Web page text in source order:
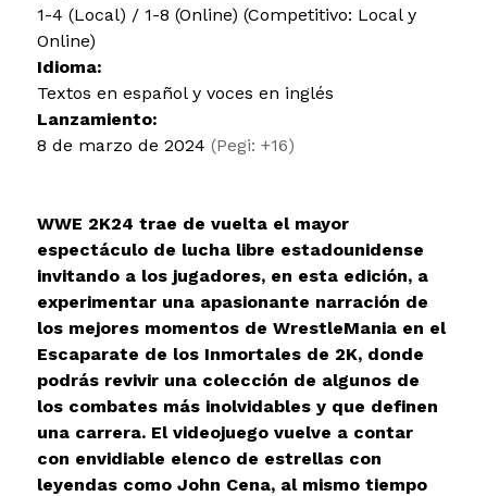
1-4 (Local) / 1-8 (Online) (Competitivo: Local y
Online)
Idioma:
Textos en español y voces en inglés
Lanzamiento:
8 de marzo de 2024 (Pegi: +16)
WWE 2K24 trae de vuelta el mayor
espectáculo de lucha libre estadounidense
invitando a los jugadores, en esta edición, a
experimentar una apasionante narración de
los mejores momentos de WrestleMania en el
Escaparate de los Inmortales de 2K, donde
podrás revivir una colección de algunos de
los combates más inolvidables y que definen
una carrera. El videojuego vuelve a contar
con envidiable elenco de estrellas con
leyendas como John Cena, al mismo tiempo